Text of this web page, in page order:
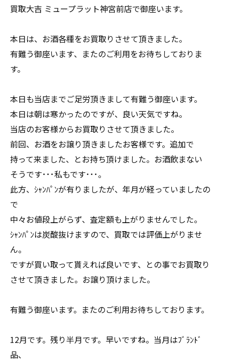
買取大吉 ミュープラット神宮前店で御座います。
本日は、お酒各種をお買取りさせて頂きました。
有難う御座います、またのご利用をお待ちしておりま
す。
本日も当店までご足労頂きまして有難う御座います。
本日は朝は寒かったのですが、良い天気ですね。
当店のお客様からお買取りさせて頂きました。
前回、お酒をお譲り頂きましたお客様です。追加で
持って来ました、とお持ち頂けました。お酒飲まない
そうです･･･私もです･･･。
此方、ｼｬﾝﾊﾟﾝが有りましたが、年月が経っていましたの
で
中々お値段上がらず、査定額も上がりませんでした。
ｼｬﾝﾊﾟﾝは炭酸抜けますので、買取では評価上がりませ
ん。
ですが買い取って貰えれば良いです、との事でお買取り
させて頂きました。お譲り頂けました。
有難う御座います。またのご利用お待ちしております。
12月です。残り半月です。早いですね。当月はﾌﾞﾗﾝﾄﾞ
品、